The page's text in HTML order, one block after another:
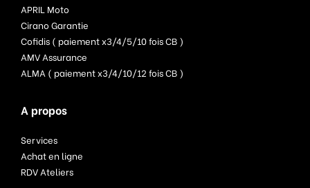
APRIL Moto
Cirano Garantie
Cofidis ( paiement x3/4/5/10 fois CB )
AMV Assurance
ALMA ( paiement x3/4/10/12 fois CB )
A propos
Services
Achat en ligne
RDV Ateliers